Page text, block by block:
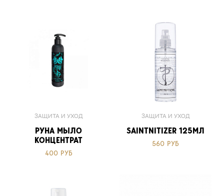
ЗАЩИТА И УХОД
РУНА МЫЛО
КОНЦЕНТРАТ
400 РУБ
ЗАЩИТА И УХОД
SAINTNITIZER 125МЛ
560 РУБ